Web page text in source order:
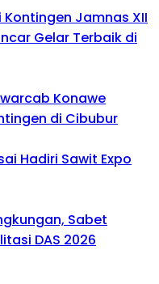
Jamnas XII
Gelar Terbaik di
Konawe
di Cibubur
Hadiri Sawit Expo
Sabet
DAS 2026